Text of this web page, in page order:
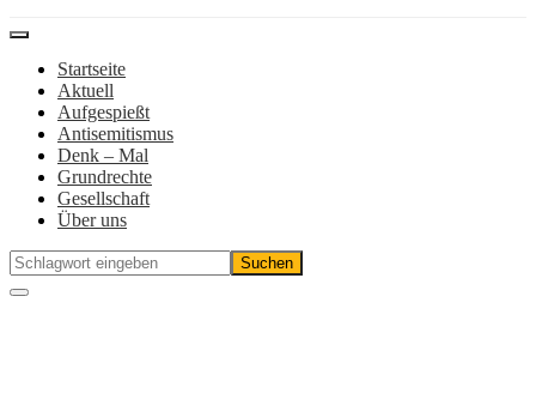
Startseite
Aktuell
Aufgespießt
Antisemitismus
Denk – Mal
Grundrechte
Gesellschaft
Über uns